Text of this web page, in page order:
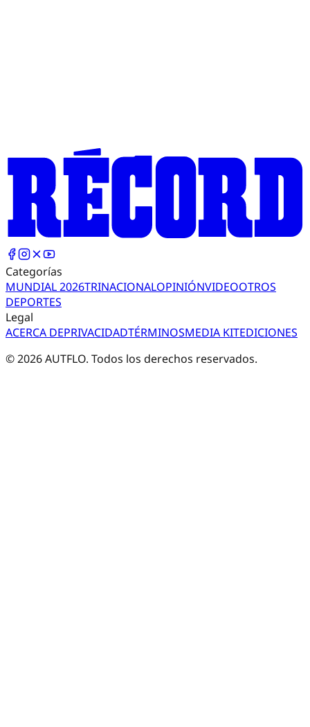
Categorías
MUNDIAL 2026TRINACIONALOPINIÓNVIDEOOTROS
DEPORTES
Legal
ACERCA DEPRIVACIDADTÉRMINOSMEDIA KITEDICIONES
©2026AUTFLO. Todos los derechos reservados.